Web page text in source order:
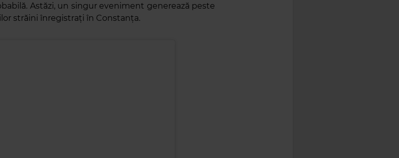
Astăzi, un singur eveniment generează peste
străini înregistrați în Constanța.